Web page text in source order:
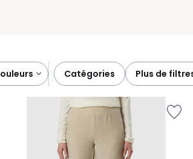
couleurs catégories plus de